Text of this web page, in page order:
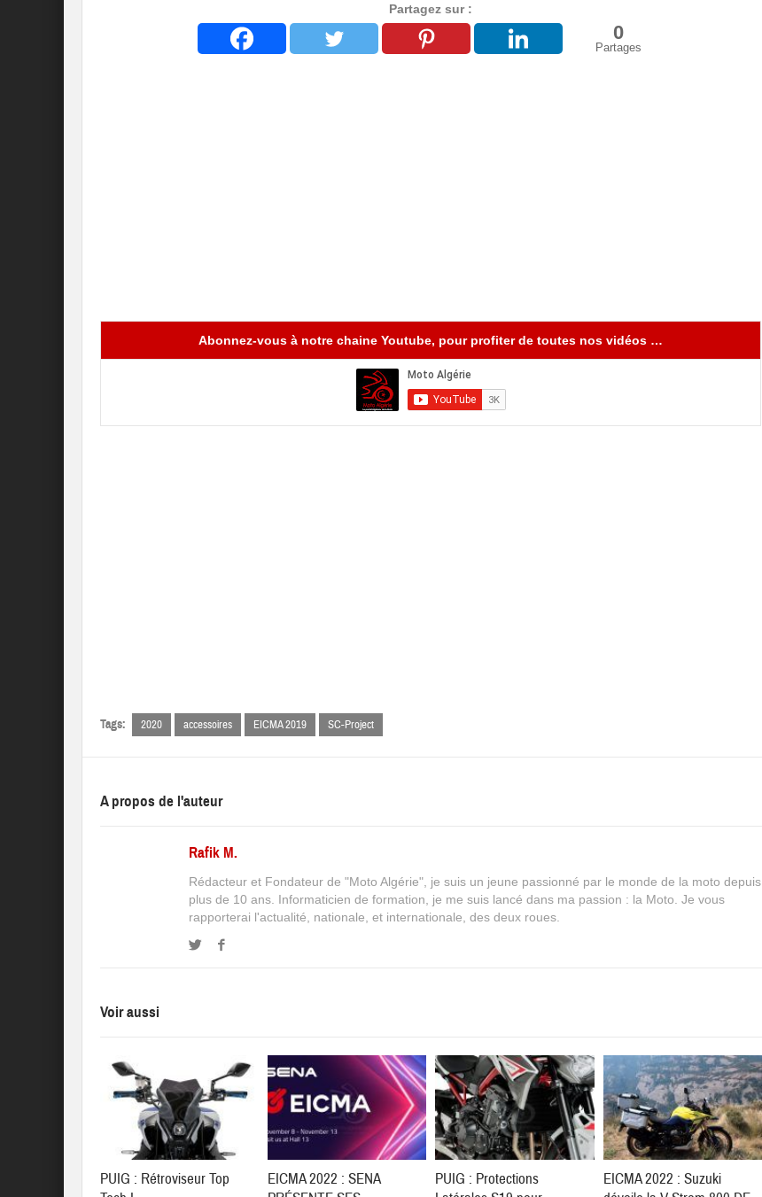
Partagez sur :
0
Partages
Abonnez-vous à notre chaine Youtube, pour profiter de toutes nos vidéos …
Tags: 2020 accessoires EICMA 2019 SC-Project
A propos de l'auteur
Rafik M.
Rédacteur et Fondateur de "Moto Algérie", je suis un jeune passionné par le monde de la moto depuis
plus de 10 ans. Informaticien de formation, je me suis lancé dans ma passion : la Moto. Je vous
rapporterai l'actualité, nationale, et internationale, des deux roues.
Voir aussi
PUIG : Rétroviseur Top
EICMA 2022 : SENA
PUIG : Protections
EICMA 2022 : Suzuki